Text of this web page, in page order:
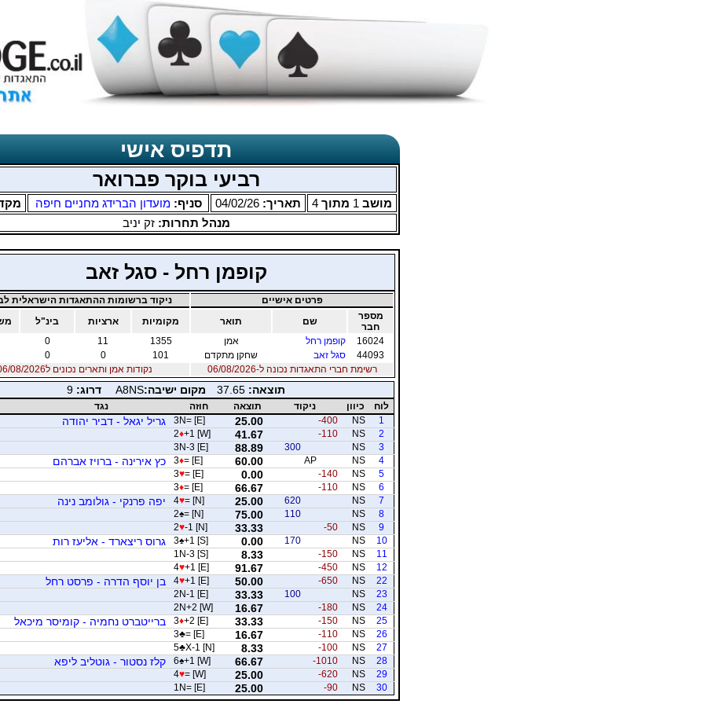
תדפיס אישי
רביעי בוקר פברואר
מושב 1 מתוך 4 תאריך: 04/02/26 סניף:מועדון הברידג מחניים חיפה
מנהל תחרות:זק יניב
קופמן רחל - סגל זאב
פרטים אישיים
ניקוד ברשומות ההתאגדות הישראלית
מספר
חבר
שם תואר מקומיות ארציות בינ"ל
16024
קופמן רחל אמן 1355
11
0
44093
סגל זאב שחקן מתקדם 101
0
0
רשימת חברי התאגדות נכונה ל-06/08/2026
נקודות אמן ותארים נכונים ל06/08/2026
תוצאה: 37.65 מקום ישיבה:A8NS דרוג: 9
לוח כיוון ניקוד תוצאה חוזה
נגד
1
NS
-400
25.00
3N= [E] גריל יגאל - דביר יהודה
2
NS
-110
41.67
2♦+1 [W]
3
NS
300
88.89
3N-3 [E]
4
NS
AP
60.00
3♦= [E] כץ אירינה - ברויז אברהם
5
NS
-140
0.00
3♥= [E]
6
NS
-110
66.67
3♦= [E]
7
NS
620
25.00
4♥= [N] יפה פרנקי - גולומב נינה
8
NS
110
75.00
2♠= [N]
9
NS
-50
33.33
2♥-1 [N]
10
NS
170
0.00
3♠+1 [S] גרוס ריצארד - אליעז רות
11
NS
-150
8.33
1N-3 [S]
12
NS
-450
91.67
4♥+1 [E]
22
NS
-650
50.00
4♥+1 [E] בן יוסף הדרה - פרסט רחל
23
NS
100
33.33
2N-1 [E]
24
NS
-180
16.67
2N+2 [W]
25
NS
-150
33.33
3♦+2 [E] ברייטברט נחמיה - קומיסר מיכאל
26
NS
-110
16.67
3♣= [E]
27
NS
-100
8.33
5♣X-1 [N]
28
NS
-1010
66.67
6♠+1 [W] קלז נסטור - גוטליב ליפא
29
NS
-620
25.00
4♥= [W]
30
NS
-90
25.00
1N= [E]